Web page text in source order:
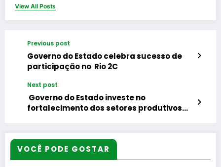
View All Posts
Previous post
Governo do Estado celebra sucesso de
participação no Rio 2C
Next post
Governo do Estado investe no
fortalecimento dos setores produtivos
VOCÊ PODE GOSTAR